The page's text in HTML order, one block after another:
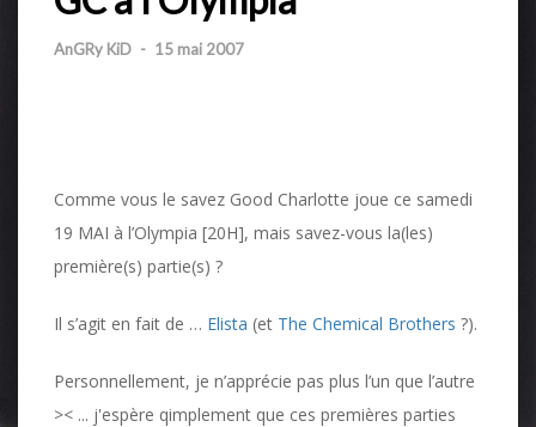
AnGRy KiD - 15 mai 2007
Comme vous le savez Good Charlotte joue ce samedi
19 MAI à l’Olympia [20H], mais savez-vous la(les)
première(s) partie(s) ?
Il s’agit en fait de … Elista (et The Chemical Brothers ?).
Personnellement, je n’apprécie pas plus l’un que l’autre
>< ... j'espère qimplement que ces premières parties